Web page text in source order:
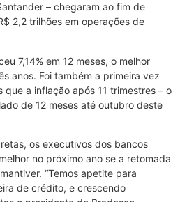
– chegaram ao fim de
2,2 trilhões em operações de
7,14% em 12 meses, o melhor
anos. Foi também a primeira vez
a inflação após 11 trimestres – o
de 12 meses até outubro deste
os executivos dos bancos
no próximo ano se a retomada
“Temos apetite para
de crédito, e crescendo